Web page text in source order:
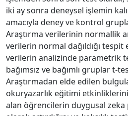
iki ay sonra deneysel işlemin
amacıyla deney ve kontrol
Araştırma verilerinin normallik
verilerin normal dağıldığı
verilerin analizinde parametrik
bağımsız ve bağımlı gruplar t-
Araştırmadan elde edilen
okuryazarlık eğitimi
alan öğrencilerin duygusal zeka